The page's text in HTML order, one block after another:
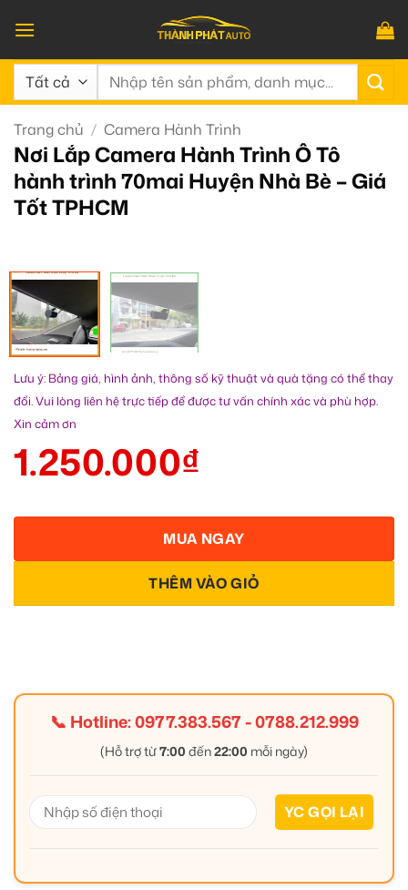
qua
nội
dung
Tìm
Trang chủ / Camera Hành Trình
Nơi Lắp Camera Hành Trình Ô Tô
hành trình 70mai Huyện Nhà Bè – Giá
Tốt TPHCM
Lưu ý: Bảng giá, hình ảnh, thông số kỹ thuật và quà tặng có thể thay
đổi. Vui lòng liên hệ trực tiếp để được tư vấn chính xác và phù hợp.
Xin cảm ơn
1.250.000₫
THÊM VÀO GIỎ
MUA NGAY
📞 Hotline:0977.383.567-0788.212.999
(Hỗ trợ từ7:00 đến22:00 mỗi ngày)